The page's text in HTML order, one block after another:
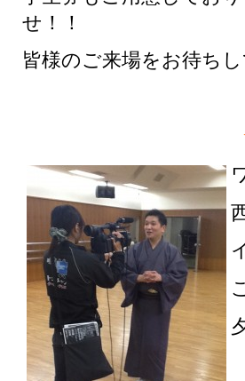
せ！！
皆様のご来場をお待ち